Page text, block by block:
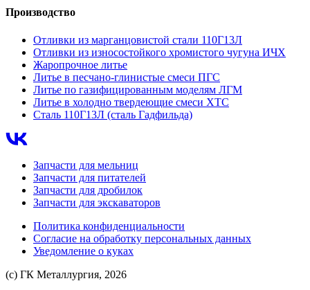
Производство
Отливки из марганцовистой стали 110Г13Л
Отливки из износостойкого хромистого чугуна ИЧХ
Жаропрочное литье
Литье в песчано-глинистые смеси ПГС
Литье по газифицированным моделям ЛГМ
Литье в холодно твердеющие смеси ХТС
Сталь 110Г13Л (сталь Гадфильда)
Запчасти для мельниц
Запчасти для питателей
Запчасти для дробилок
Запчасти для экскаваторов
Политика конфиденциальности
Согласие на обработку персональных данных
Уведомление о куках
(с) ГК Металлургия, 2026